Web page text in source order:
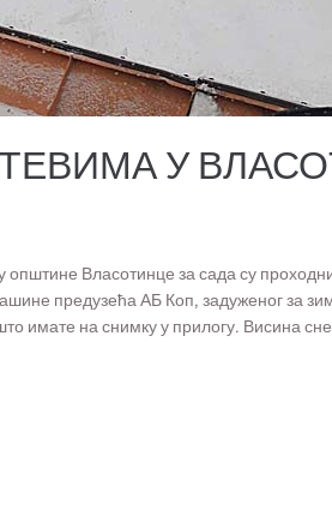
У
општине Власотинце за сада су
предузећа АБ Коп, задуженог за
имате на снимку у прилогу. Висина